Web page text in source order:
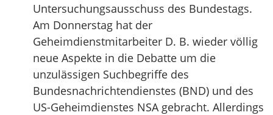
Untersuchungsausschuss des Bundestags.
Am Donnerstag hat der
Geheimdienstmitarbeiter D. B. wieder völlig
neue Aspekte in die Debatte um die
unzulässigen Suchbegriffe des
Bundesnachrichtendienstes (BND) und des
US-Geheimdienstes NSA gebracht. Allerdings